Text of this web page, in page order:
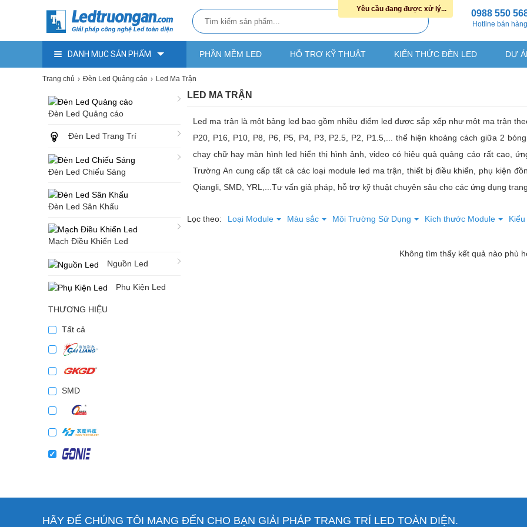
0988 550
Hotline bán hàng
DANH MỤC SẢN PHẨM PHẦN MỀM LED HỖ TRỢ KỸ THUẬT KIẾN THỨC ĐÈN LED DỰ
Trang chủ Đèn Led Quảng cáo Led Ma Trận
Đèn Led Quảng cáo
Đèn Led Trang Trí
Đèn Led Chiếu Sáng
Đèn Led Sân Khấu
Mạch Điều Khiển Led
Nguồn Led
Phụ Kiện Led
THƯƠNG HIỆU
Tất cả
SMD
LED MA TRẬN
Led ma trận là một bảng led bao gồm nhiều điểm led được sắp xếp như một ma trận
P20, P16, P10, P8, P6, P5, P4, P3, P2.5, P2, P1.5,... thể hiện khoảng cách giữa 2
chạy chữ hay màn hình led hiển thị hình ảnh, video có hiệu quả quảng cáo rất cao,
Trường An cung cấp tất cả các loại module led ma trận, thiết bị điều khiển, phụ kiện
Qiangli, SMD, YRL,...Tư vấn giả pháp, hỗ trợ kỹ thuật chuyên sâu cho các ứng dụng
Lọc theo: Loại Module Màu sắc Môi Trường Sử Dụng Kích thước Module
Không tìm thấy kết quả nào phù
HÃY ĐỂ CHÚNG TÔI MANG ĐẾN CHO BẠN GIẢI PHÁP TRANG TRÍ LED TOÀN DIỆN.
Yêu cầu đang được xử lý...